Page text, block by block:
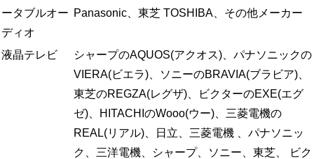
ータブルオー
ディオ
Panasonic、東芝 TOSHIBA、その他メーカー
液晶テレビ
シャープのAQUOS(アクオス)、パナソニックの
VIERA(ビエラ)、ソニーのBRAVIA(ブラビア)、
東芝のREGZA(レグザ)、ビクターのEXE(エグ
ゼ)、HITACHIのWooo(ウー)、三菱電機の
REAL(リアル)、日立、三菱電機 、パナソニッ
ク、三洋電機、シャープ、ソニー、東芝、 ビク